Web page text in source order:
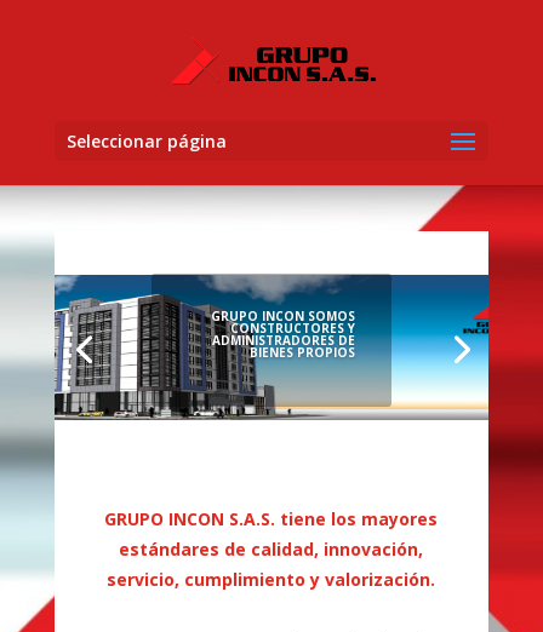
Seleccionar página
GRUPO INCON SOMOS
CONSTRUCTORES Y
ADMINISTRADORES DE
BIENES PROPIOS
GRUPO INCON S.A.S. tiene los mayores
estándares de calidad, innovación,
servicio, cumplimiento y valorización.